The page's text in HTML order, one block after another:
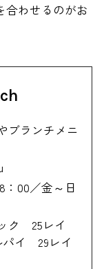
合わせるのがお
ブランチメニ
：00／金～日
ク 25レイ
パイ 29レイ